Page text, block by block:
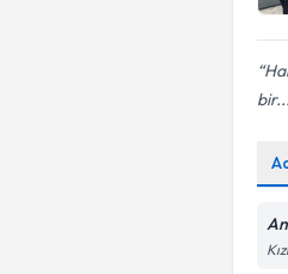
bir...